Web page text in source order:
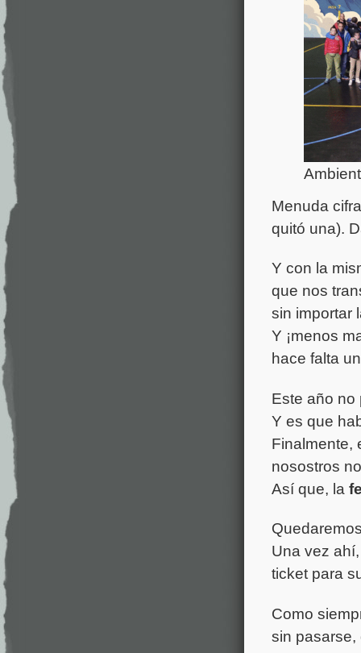
Menuda
quitó una).
Y con la
que nos
sin importar
Y ¡menos
hace falta
Este año no
Y es que
Finalmente,
nosostros
Así que, la
Una vez
ticket para
Como
sin pasarse,